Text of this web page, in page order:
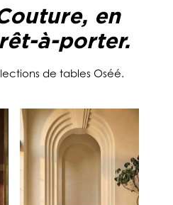
en
à-porter.
de tables Oséé.